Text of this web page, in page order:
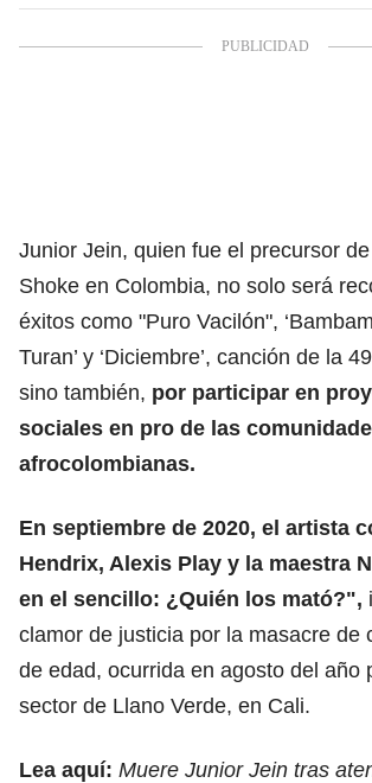
Junior Jein, quien fue el precursor
Shoke en Colombia, no solo será
éxitos como "Puro Vacilón",
Turan’ y ‘Diciembre’, canción de la
sino también, por participar en
sociales en pro de las
afrocolombianas.
En septiembre de 2020, el artista
Hendrix, Alexis Play y la maestra
en el sencillo: ¿Quién los mató?",
clamor de justicia por la masacre de
de edad, ocurrida en agosto del año
sector de Llano Verde, en Cali.
Lea aquí: Muere Junior Jein tras